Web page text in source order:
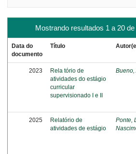
Mostrando resultados 1 a 20 de
Data do
documento
Título
2023
Rela tório de
atividades do estágio
curricular
supervisionado I e II
Bueno,
2025
Relatório de
atividades de estágio
Ponte,